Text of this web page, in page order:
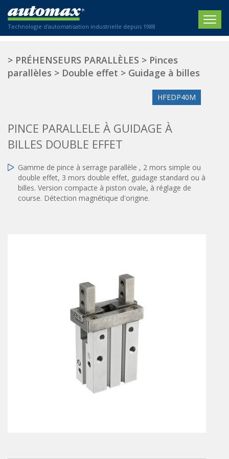
Technologie d'automatisation industrielle depuis 1988
ACCUEIL
SOCIÉTÉ
Actionneurs électriques
Actionneurs standardisés
Amortisseurs hydrauliques
Régulateurs hydrauliques
CONTRÔLE DES FLUIDES
Auxiliaires de ligne
Auxiliaires de raccordement
Électrovannes tous fluides
DISTRIBUTEURS
Commande pneumatique
SECTEURS
Agriculture
Imprimerie
Plasturgie
CONTACT
Nous sommes heureux de vous conseiller !
+33 0 254 553 811
> PRÉHENSEURS PARALLÈLES > Pinces
parallèles > Double effet > Guidage à billes
HFEDP40M
PINCE PARALLELE À GUIDAGE À
BILLES DOUBLE EFFET
Gamme de pince à serrage parallèle , 2 mors simple ou
double effet, 3 mors double effet, guidage standard ou à
billes. Version compacte à piston ovale, à réglage de
course. Détection magnétique d'origine.